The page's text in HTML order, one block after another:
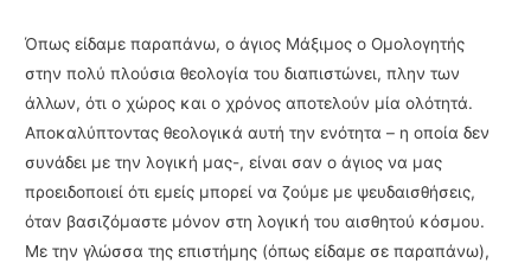
Όπως είδαμε παραπάνω, ο άγιος Μάξιμος ο Ομολογητής
στην πολύ πλούσια θεολογία του διαπιστώνει, πλην των
άλλων, ότι ο χώρος και ο χρόνος αποτελούν μία ολότητά.
Αποκαλύπτοντας θεολογικά αυτή την ενότητα – η οποία δεν
συνάδει με την λογική μας-, είναι σαν ο άγιος να μας
προειδοποιεί ότι εμείς μπορεί να ζούμε με ψευδαισθήσεις,
όταν βασιζόμαστε μόνον στη λογική του αισθητού κόσμου.
Με την γλώσσα της επιστήμης (όπως είδα­με σε παραπάνω),